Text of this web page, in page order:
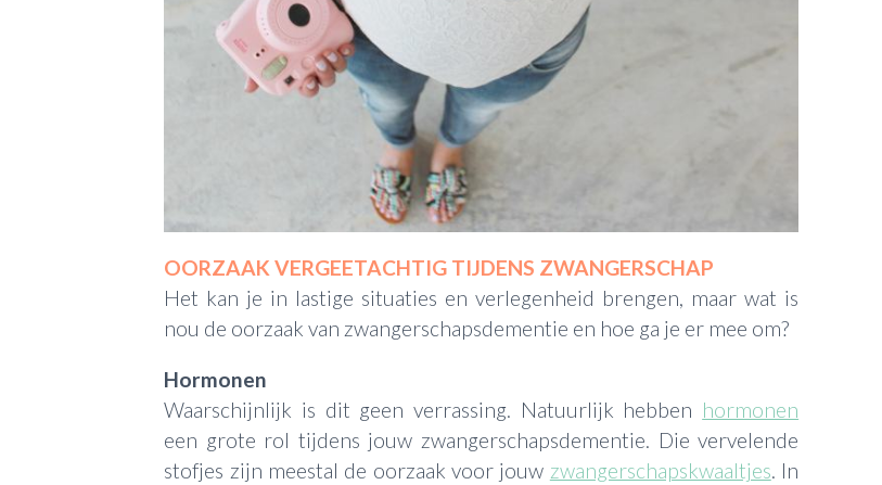
OORZAAK VERGEETACHTIG TIJDENS ZWANGERSCHAP
Het kan je in lastige situaties en verlegenheid brengen, maar wat is
nou de oorzaak van zwangerschapsdementie en hoe ga je er mee om?
Hormonen
Waarschijnlijk is dit geen verrassing. Natuurlijk hebben hormonen
een grote rol tijdens jouw zwangerschapsdementie. Die vervelende
stofjes zijn meestal de oorzaak voor jouw zwangerschapskwaaltjes. In